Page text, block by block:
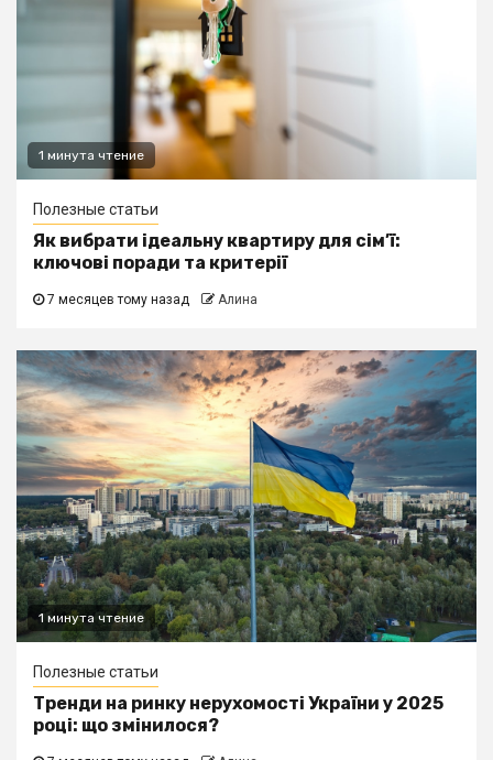
1 минута чтение
Полезные статьи
Як вибрати ідеальну квартиру для сім’ї:
ключові поради та критерії
7 месяцев тому назад Алина
1 минута чтение
Полезные статьи
Тренди на ринку нерухомості України у 2025
році: що змінилося?